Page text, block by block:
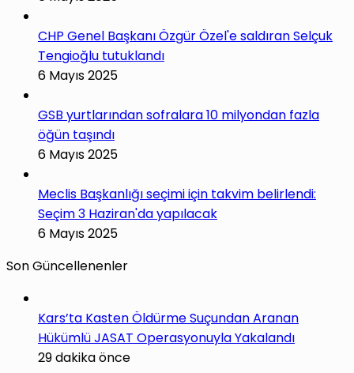
CHP Genel Başkanı Özgür Özel'e saldıran Selçuk
Tengioğlu tutuklandı
6 Mayıs 2025
GSB yurtlarından sofralara 10 milyondan fazla
öğün taşındı
6 Mayıs 2025
Meclis Başkanlığı seçimi için takvim belirlendi:
Seçim 3 Haziran'da yapılacak
6 Mayıs 2025
Son Güncellenenler
Kars’ta Kasten Öldürme Suçundan Aranan
Hükümlü JASAT Operasyonuyla Yakalandı
29 dakika önce